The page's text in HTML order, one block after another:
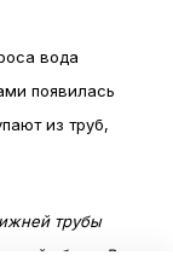
вода
появилась
из труб,
трубы
сброс. В